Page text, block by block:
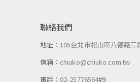
聯絡我們
地址： 105台北市松山區八德路三
信箱： chiuko@chiuko.com.tw
電話： 02-25776564#9